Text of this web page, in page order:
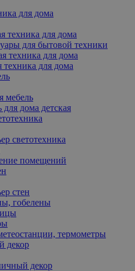
для дома
техника для дома
для бытовой техники
техника для дома
техника для дома
мебель
дома детская
светотехника
помещений
стен
гобелены
термометры
декор
декор